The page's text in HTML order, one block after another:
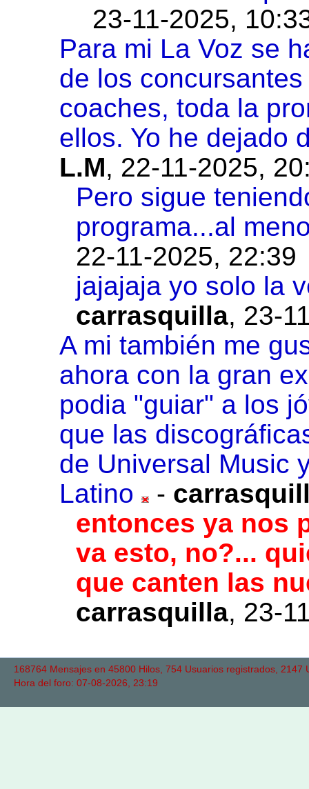
23-11-2025,
Para mi La Voz se
de los
coaches, toda la
ellos. Yo he dejado
L.M, 22-11-2025,
Pero sigue
programa...al
22-11-2025, 22:39
jajajaja yo solo la
carrasquilla, 23-
A mi también me
ahora con la gran
podia "guiar" a los
que las
de Universal Music
Latino
-
entonces ya nos
va esto, no?...
que canten las
carrasquilla, 23-
168764 Mensajes en 45800 Hilos, 754 Usuarios registrados,
Hora del foro: 07-08-2026, 23:19